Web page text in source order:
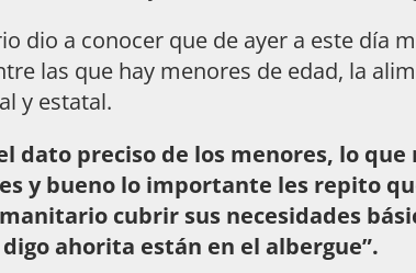
dio a conocer que de ayer a este día
las que hay menores de edad, la
y estatal.
dato preciso de los menores, lo
y bueno lo importante les repito
cubrir sus necesidades
ahorita están en el albergue”.